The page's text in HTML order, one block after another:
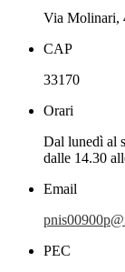
Via Molinari,
CAP
33170
Orari
Dal lunedì al
dalle 14.30
Email
PEC